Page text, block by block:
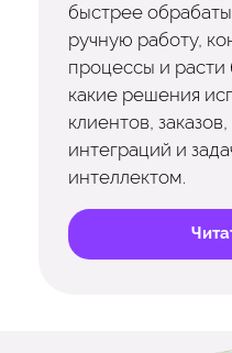
быстрее
ручную работу,
процессы и расти
какие решения
клиентов,
интеграций и
интеллектом.